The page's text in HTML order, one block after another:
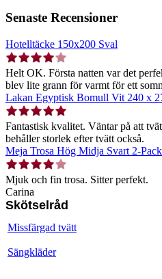
Senaste Recensioner
Hotelltäcke 150x200 Sval
Helt OK. Första natten var det
blev lite grann för varmt för ett
Lakan Egyptisk Bomull Vit 240 x
Fantastisk kvalitet. Väntar på att
behåller storlek efter tvätt också.
Meja Trosa Hög Midja Svart 2-
Mjuk och fin trosa. Sitter perfekt.
Carina
Skötselråd
Missfärgad tvätt
Sängkläder